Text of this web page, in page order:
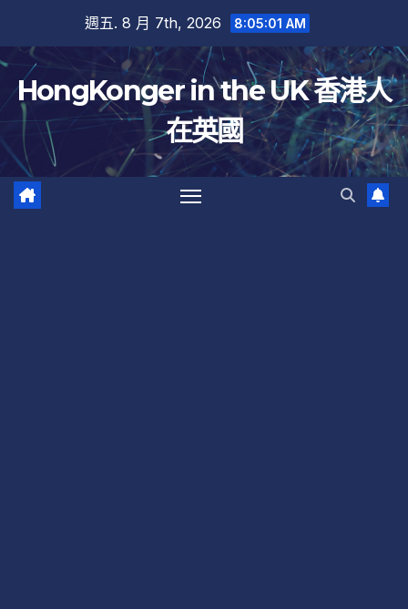
內
容
週五. 8 月 7th, 2026 8:05:02 AM
HongKonger in the UK 香港人
在英國